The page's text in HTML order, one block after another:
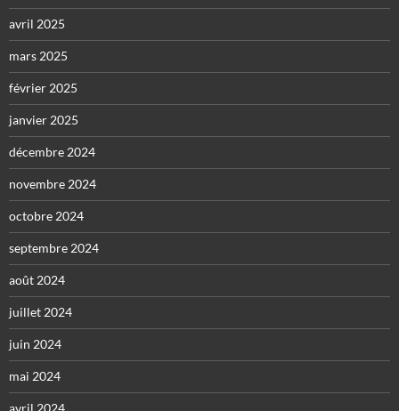
avril 2025
mars 2025
février 2025
janvier 2025
décembre 2024
novembre 2024
octobre 2024
septembre 2024
août 2024
juillet 2024
juin 2024
mai 2024
avril 2024